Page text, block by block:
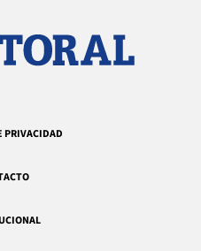
PRIVACIDAD